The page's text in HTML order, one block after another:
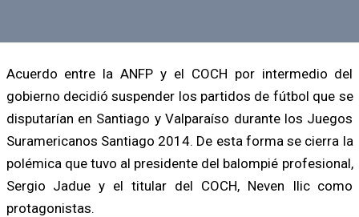
Acuerdo entre la ANFP y el COCH por intermedio del
gobierno decidió suspender los partidos de fútbol que se
disputarían en Santiago y Valparaíso durante los Juegos
Suramericanos Santiago 2014. De esta forma se cierra la
polémica que tuvo al presidente del balompié profesional,
Sergio Jadue y el titular del COCH, Neven Ilic como
protagonistas.